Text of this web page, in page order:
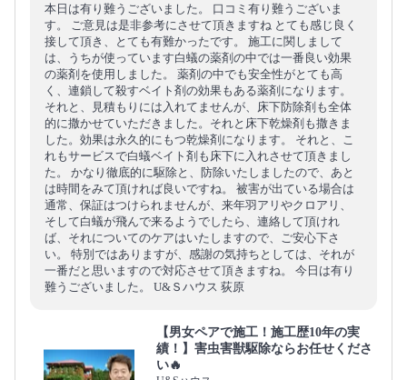
本日は有り難うございました。 口コミ有り難うございま
す。 ご意見は是非参考にさせて頂きますね とても感じ良く
接して頂き、とても有難かったです。 施工に関しまして
は、うちが使っています白蟻の薬剤の中では一番良い効果
の薬剤を使用しました。 薬剤の中でも安全性がとても高
く、連鎖して殺すベイト剤の効果もある薬剤になります。
それと、見積もりには入れてませんが、床下防除剤も全体
的に撒かせていただきました。それと床下乾燥剤も撒きま
した。効果は永久的にもつ乾燥剤になります。 それと、こ
れもサービスで白蟻ベイト剤も床下に入れさせて頂きまし
た。 かなり徹底的に駆除と、防除いたしましたので、あと
は時間をみて頂ければ良いですね。 被害が出ている場合は
通常、保証はつけられませんが、来年羽アリやクロアリ、
そして白蟻が飛んで来るようでしたら、連絡して頂けれ
ば、それについてのケアはいたしますので、ご安心下さ
い。 特別ではありますが、感謝の気持ちとしては、それが
一番だと思いますので対応させて頂きますね。 今日は有り
難うございました。 U&Ｓハウス 荻原
【男女ペアで施工！施工歴10年の実
績！】害虫害獣駆除ならお任せくださ
い🔥